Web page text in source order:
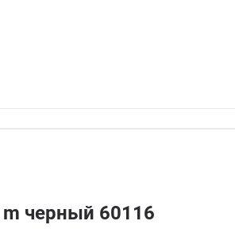
черный 60116